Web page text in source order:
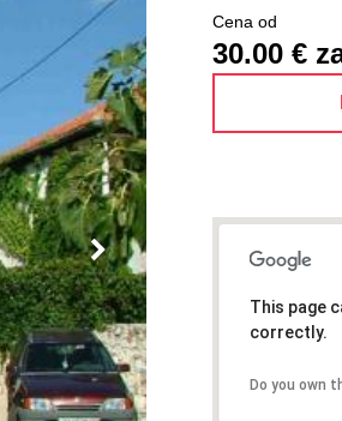
This page
correctly.
Do you own
Cena od
30.00 €